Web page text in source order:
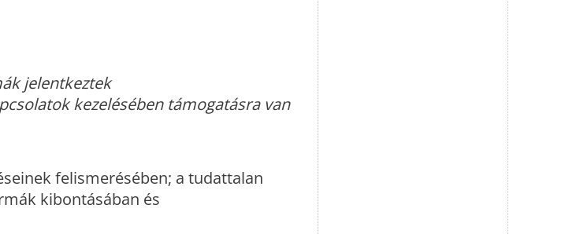
jelentkeztek
kezelésében támogatásra van
felismerésében; a tudattalan
kibontásában és